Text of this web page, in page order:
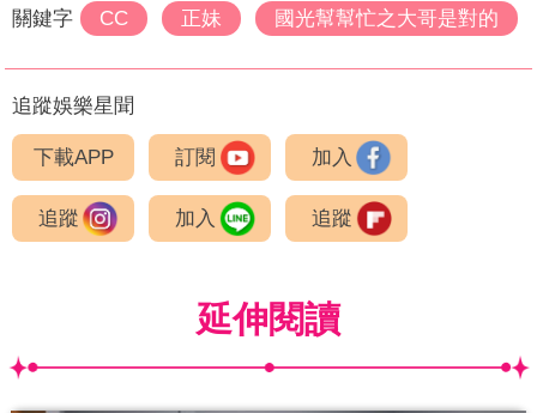
關鍵字 CC 正妹 國光幫幫忙之大哥是對的
追蹤娛樂星聞
下載APP 訂閱 加入
追蹤 加入 追蹤
延伸閱讀